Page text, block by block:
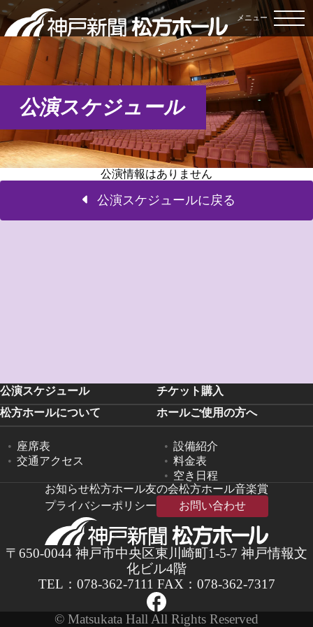
メニュー
公演スケジュール
公演情報はありません
公演スケジュールに戻る
〒650-0044 神戸市中央区東川崎町1-5-7 神戸情報文
化ビル4階
TEL： 078-362-7111 FAX：078-362-7317
公演スケジュール
チケット購入
松方ホールについて
座席表
交通アクセス
ホールご使用の方へ
設備紹介
料金表
空き日程
お知らせ松方ホール友の会松方ホール音楽賞
プライバシーポリシー
お問い合わせ
© Matsukata Hall All Rights Reserved